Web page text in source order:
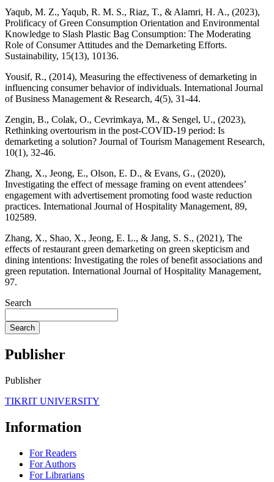
Yaqub, M. Z., Yaqub, R. M. S., Riaz, T., & Alamri, H. A., (2023),
Prolificacy of Green Consumption Orientation and Environmental
Knowledge to Slash Plastic Bag Consumption: The Moderating
Role of Consumer Attitudes and the Demarketing Efforts.
Yousif, R., (2014), Measuring the effectiveness of demarketing in
influencing consumer behavior of individuals. International Journal
Zengin, B., Colak, O., Cevrimkaya, M., & Sengel, U., (2023),
Rethinking overtourism in the post-COVID-19 period: Is
demarketing a solution? Journal of Tourism Management Research,
Zhang, X., Jeong, E., Olson, E. D., & Evans, G., (2020),
Investigating the effect of message framing on event attendees’
engagement with advertisement promoting food waste reduction
practices. International Journal of Hospitality Management, 89,
Zhang, X., Shao, X., Jeong, E. L., & Jang, S. S., (2021), The
effects of restaurant green demarketing on green skepticism and
dining intentions: Investigating the roles of benefit associations and
green reputation. International Journal of Hospitality Management,
Search
Search
Publisher
Publisher
TIKRIT UNIVERSITY
Information
For Readers
For Authors
For Librarians